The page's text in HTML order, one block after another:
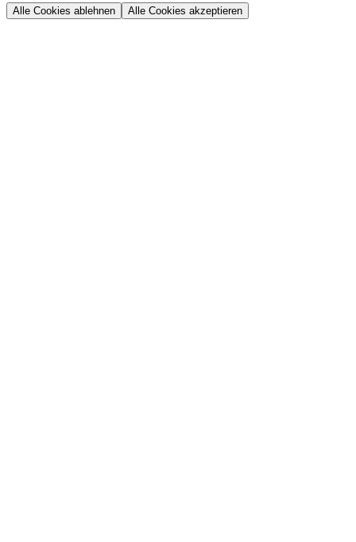
Alle Cookies ablehnen Alle Cookies akzeptieren